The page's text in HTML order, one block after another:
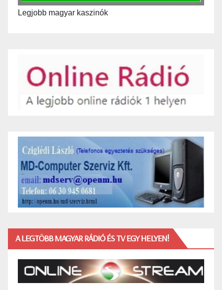
Legjobb magyar kaszinók
A LEGTÖBB MAGYAR RÁDIÓ ÉS TV EGY HELYEN!